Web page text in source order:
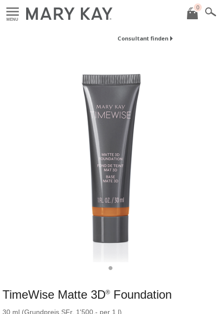
MENU
0
Consultant finden
TimeWise Matte 3D® Foundation
30 ml (Grundpreis SFr. 1'500.- per 1 l)